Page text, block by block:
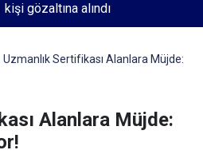
gözaltına alındı
Uzmanlık Sertifikası Alanlara Müjde:
Alanlara Müjde: